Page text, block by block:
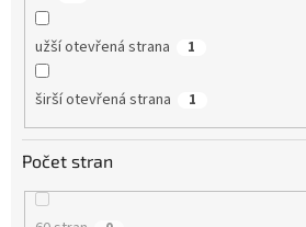
užší otevřená strana 1
širší otevřená strana 1
Počet stran